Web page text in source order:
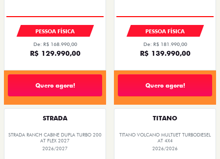
PESSOA FÍSICA
De: R$ 168.990,00
R$ 129.990,00
Quero agora!
PESSOA FÍSICA
De: R$ 181.990,00
R$ 139.990,00
Quero agora!
STRADA
STRADA RANCH CABINE DUPLA TURBO 200
AT FLEX 2027
2026/2027
TITANO
TITANO VOLCANO MULTIJET TURBODIESEL
AT 4X4
2026/2026